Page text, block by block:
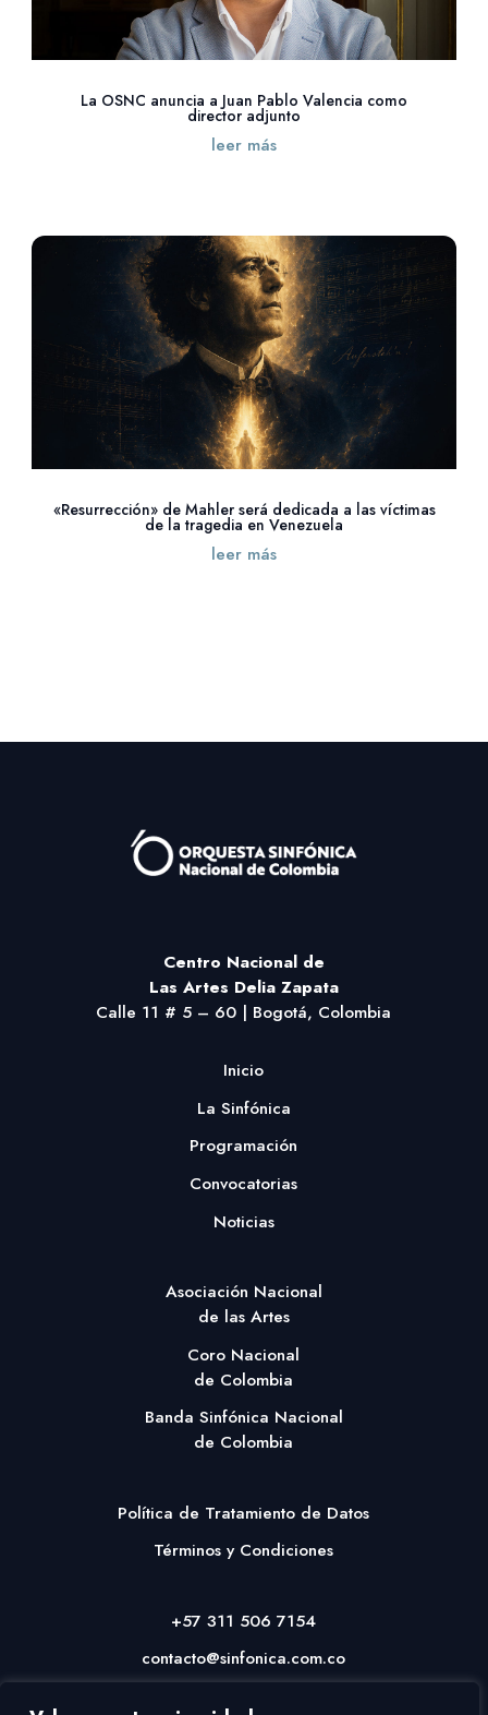
La OSNC anuncia a Juan Pablo Valencia como
director adjunto
leer más
«Resurrección» de Mahler será dedicada a las víctimas
de la tragedia en Venezuela
leer más
Centro Nacional de
Las Artes Delia Zapata
Calle 11 # 5 – 60 | Bogotá, Colombia
Inicio
La Sinfónica
Programación
Convocatorias
Noticias
Asociación Nacional
de las Artes
Coro Nacional
de Colombia
Banda Sinfónica Nacional
de Colombia
Política de Tratamiento de Datos
Términos y Condiciones
+57 311 506 7154
contacto@sinfonica.com.co